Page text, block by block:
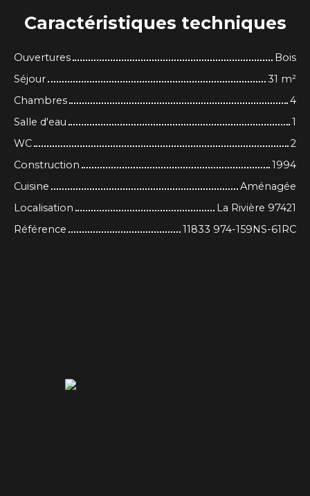
Caractéristiques techniques
Ouvertures
Bois
Séjour
31 m²
Chambres
4
Salle d'eau
1
WC
2
Construction
1994
Cuisine
Aménagée
Localisation
La Rivière 97421
Référence
11833 974-159NS-61RC